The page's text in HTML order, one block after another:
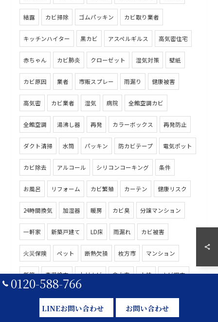
結露 カビ掃除 ゴムパッキン カビ取り業者
キッチンハイター 黒カビ アスペルギルス 高気密住宅
赤ちゃん カビ肺炎 クローゼット 湿気対策 壁紙
カビ原因 業者 市販スプレー 雨漏り 健康被害
高気密 カビ業者 湿気 病院 全館空調カビ
全館空調 湯沸し器 再発 カラーボックス 再発防止
ダクト清掃 水筒 パッキン 防カビテープ 電気ポット
カビ除去 アルコール シリコンコーキング 条件
お風呂 リフォーム カビ繁殖 カーテン 健康リスク
24時間換気 加湿器 暖房 カビ臭 分譲マンション
一軒家 新築戸建て LD床 雨漏れ カビ被害
火災保険 ペット 断熱欠損 枚方市 マンション
新築 真菌検査 木材カビ 含水率 上棟 カビ調査
結露カビ 予防方法 引越し 換気不足 木造住宅
0120-588-766
LINEお問い合わせ お問い合わせ